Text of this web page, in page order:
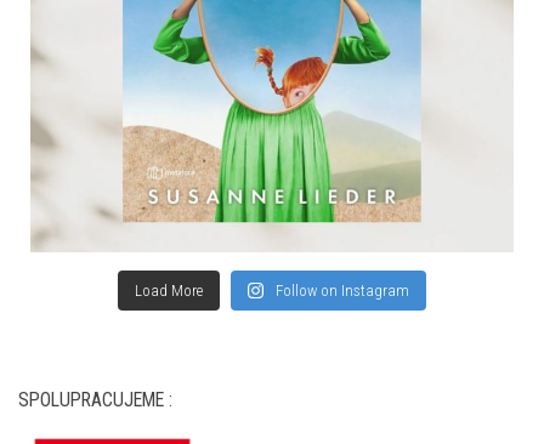
Load More Follow on Instagram
SPOLUPRACUJEME :